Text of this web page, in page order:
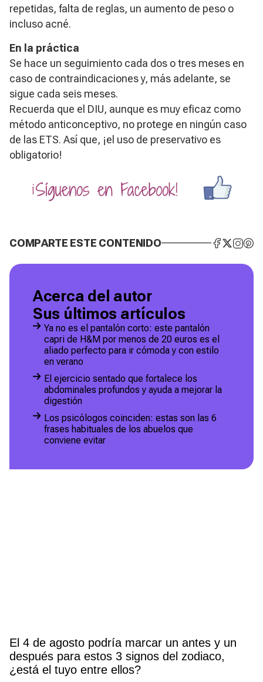
repetidas, falta de reglas, un aumento de peso o
incluso acné.
En la práctica
Se hace un seguimiento cada dos o tres meses en
caso de contraindicaciones y, más adelante, se
sigue cada seis meses.
Recuerda que el DIU, aunque es muy eficaz como
método anticonceptivo, no protege en ningún caso
de las ETS. Así que, ¡el uso de preservativo es
obligatorio!
COMPARTE ESTE CONTENIDO
Acerca del autor
Sus últimos artículos
Ya no es el pantalón corto: este pantalón
capri de H&M por menos de 20 euros es el
aliado perfecto para ir cómoda y con estilo
en verano
El ejercicio sentado que fortalece los
abdominales profundos y ayuda a mejorar la
digestión
Los psicólogos coinciden: estas son las 6
frases habituales de los abuelos que
conviene evitar
El 4 de agosto podría marcar un antes y un
después para estos 3 signos del zodiaco,
¿está el tuyo entre ellos?